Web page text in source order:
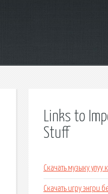
Links to
Stuff
Скачать музыку улуу
Скачать игру энгри